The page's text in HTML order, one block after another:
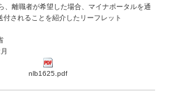
、離職者が希望した場合、マイナポータルを通
付されることを紹介したリーフレット
nlb1625.pdf